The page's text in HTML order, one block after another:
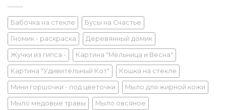
Бабочка на стекле Бусы на Счастье
Гномик - раскраска Деревянный домик
Жучки из гипса - Картина "Мельница и Весна"
Картина "Удивительный Кот" Кошка на стекле
Мини горшочки - под цветочки Мыло для жирной кожи
Мыло медовые травы Мыло овсяное